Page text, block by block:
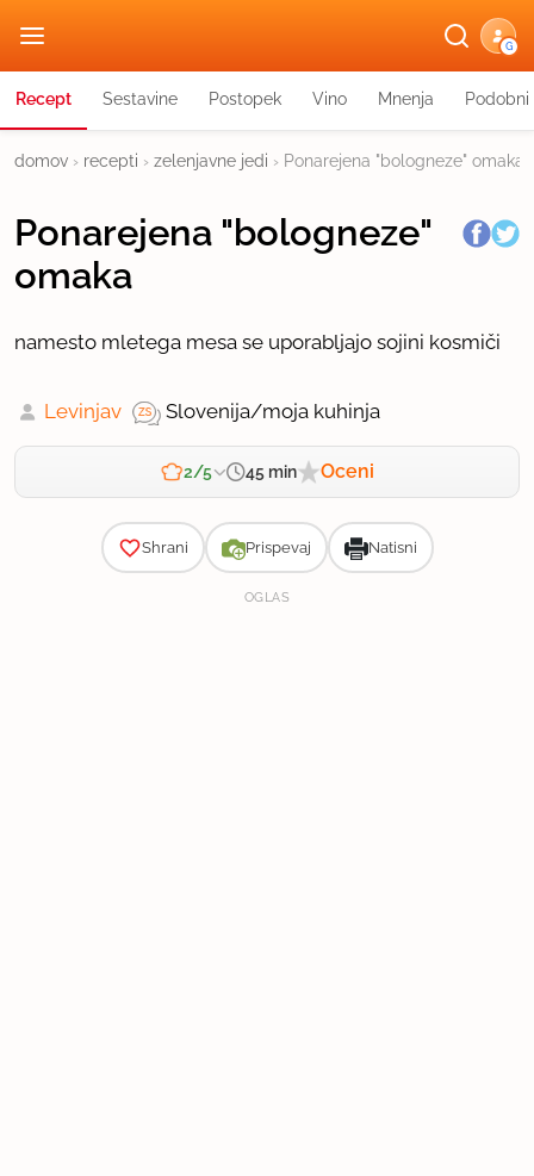
G
Recept Sestavine Postopek Vino Mnenja
domov › recepti › zelenjavne jedi › Ponarejena "bologneze" omaka
Ponarejena "bologneze"
omaka
namesto mletega mesa se uporabljajo sojini kosmiči
Levinjav Slovenija/moja kuhinja
2/5 45 min Oceni
Shrani Prispevaj Natisni
OGLAS